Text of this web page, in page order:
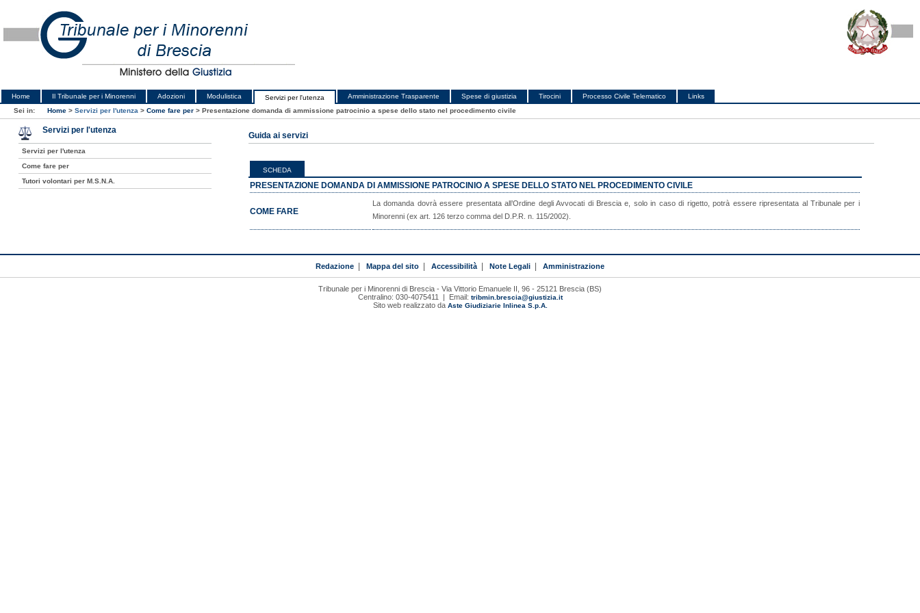
Home Il Tribunale per i Minorenni Adozioni Modulistica Servizi per l'utenza Amministrazione Trasparente Spese di giustizia Tirocini Processo Civile Telematico
Links
Sei in:
Home > Servizi per l'utenza > Come fare per > Presentazione domanda di ammissione patrocinio a spese dello stato nel procedimento civile
Guida ai servizi
SCHEDA
PRESENTAZIONE DOMANDA DI AMMISSIONE PATROCINIO A SPESE DELLO STATO NEL PROCEDIMENTO CIVILE
COME FARE
La domanda dovrà essere presentata all’Ordine degli Avvocati di Brescia e, solo in caso di rigetto, potrà essere ripresentata al Tribunale per i
Minorenni (ex art. 126 terzo comma del D.P.R. n. 115/2002).
Servizi per l'utenza
Servizi per l'utenza
Come fare per
Tutori volontari per M.S.N.A.
Redazione Mappa del sito Accessibilità Note Legali Amministrazione
Tribunale per i Minorenni di Brescia - Via Vittorio Emanuele II, 96 - 25121 Brescia (BS)
Centralino: 030-4075411 | Email: tribmin.brescia@giustizia.it
Sito web realizzato da Aste Giudiziarie Inlinea S.p.A.